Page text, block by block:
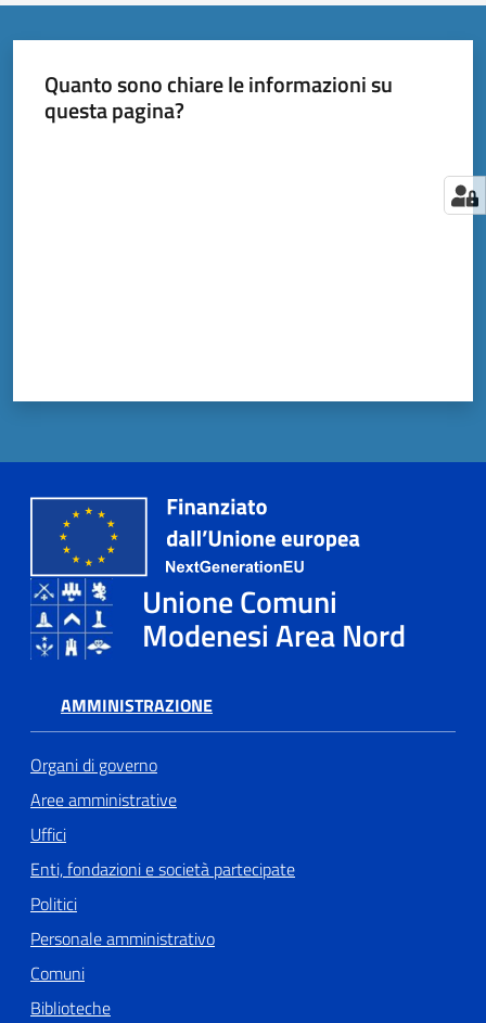
Quanto sono chiare le informazioni su
questa pagina?
Unione Comuni
Modenesi Area Nord
AMMINISTRAZIONE
Organi di governo
Aree amministrative
Uffici
Enti, fondazioni e società partecipate
Politici
Personale amministrativo
Comuni
Biblioteche